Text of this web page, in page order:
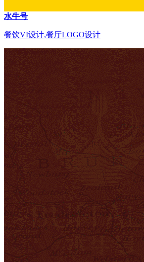
水牛号
餐饮VI设计,餐厅LOGO设计